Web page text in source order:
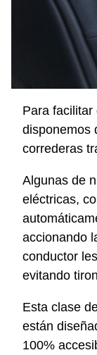
Para
disponemos
correderas
Algunas de
eléctricas,
accionando
conductor
evitando
Esta clase
están
100%